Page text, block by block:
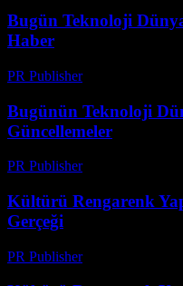
Bugün Teknoloji
Haber
PR Publisher-
Bugünün Teknoloji
Güncellemeler
PR Publisher-
Kültürü Rengarenk
Gerçeği
PR Publisher-